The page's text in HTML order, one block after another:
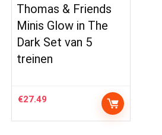
Thomas & Friends
Minis Glow in The
Dark Set van 5
treinen
€27.49